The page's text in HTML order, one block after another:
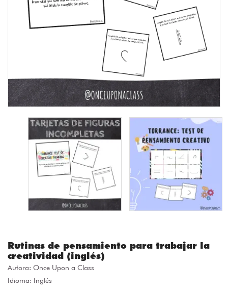
Rutinas de pensamiento para trabajar la
creatividad (inglés)
Autora: Once Upon a Class
Idioma: Inglés